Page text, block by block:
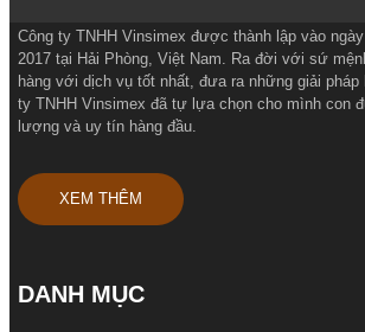
Công ty TNHH Vinsimex được thành lập vào
2017 tại Hải Phòng, Việt Nam. Ra đời với sứ
hàng với dịch vụ tốt nhất, đưa ra những giải
ty TNHH Vinsimex đã tự lựa chọn cho mình con
lượng và uy tín hàng đầu.
XEM THÊM
DANH MỤC